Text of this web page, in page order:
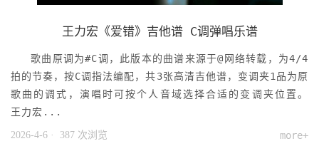
王力宏《爱错》吉他谱 C调弹唱乐谱
歌曲原调为#C调，此版本的曲谱来源于@网络转载，为4/4
拍的节奏，按C调指法编配，共3张高清吉他谱，变调夹1品为原
歌曲的调式，演唱时可按个人音域选择合适的变调夹位置。
王力宏...
2026-4-6 · 387 次浏览 more+